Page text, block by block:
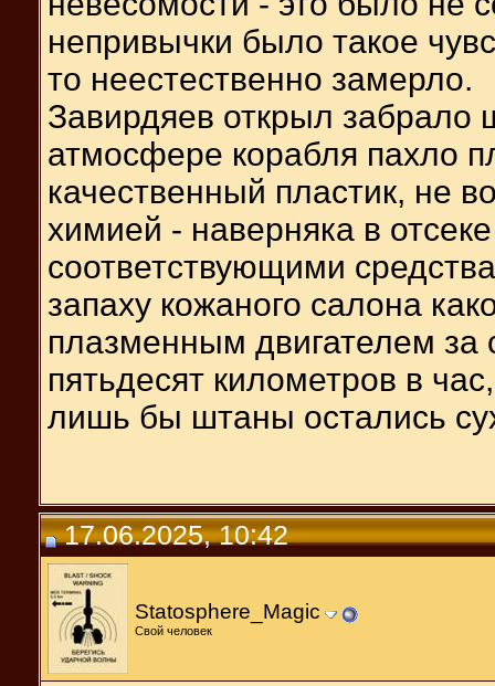
непривычки было такое
то неестественно замерло.
Завирдяев открыл забрало
атмосфере корабля пахло
качественный пластик, не
химией - наверняка в
соответствующими
запаху кожаного салона
плазменным двигателем за
пятьдесят километров в
лишь бы штаны остались
17.06.2025, 10:42
Statosphere_Magic
Свой человек